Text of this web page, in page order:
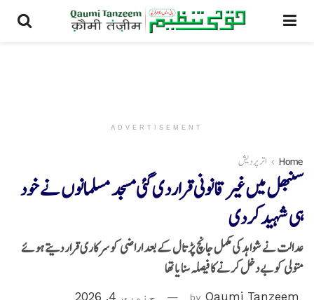
ADVERTISEMENT
Home اتر پردیش
سنبھل میں غیر قانونی قرارد ی گئی مسجد مسلمانوں نے خود
ہی شہید کردی
عدالت نے شواہد کی مکمل جانچ پڑتال کے بعد اراضی کو سرکاری قرار دیتے ہوئے
متولی کو بے دخل کرنے کا فیصلہ سنایا تھا
Qaumi Tanzeem جنوری 4, 2026